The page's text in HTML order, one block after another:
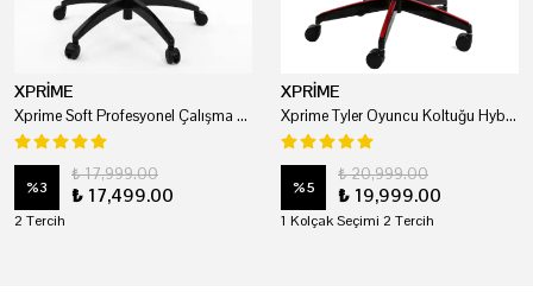
XPRİME
Xprime Soft Profesyonel Çalışma Ve Oyuncu Koltuğu
%3
₺ 17,999.00
₺ 17,499.00
2 Tercih
XPRİME
Xprime Tyler Oyuncu Koltuğu Hybrid Kumaş Kırmızı
%5
₺ 20,999.00
₺ 19,999.00
1 Kolçak Seçimi 2 Tercih